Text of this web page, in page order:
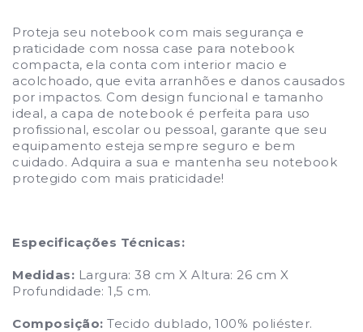
Proteja seu notebook com mais segurança e
praticidade com nossa case para notebook
compacta, ela conta com interior macio e
acolchoado, que evita arranhões e danos causados
por impactos. Com design funcional e tamanho
ideal, a capa de notebook é perfeita para uso
profissional, escolar ou pessoal, garante que seu
equipamento esteja sempre seguro e bem
cuidado. Adquira a sua e mantenha seu notebook
protegido com mais praticidade!
Especificações Técnicas:
Medidas: Largura: 38 cm X Altura: 26 cm X
Profundidade: 1,5 cm.
Composição: Tecido dublado, 100% poliéster.